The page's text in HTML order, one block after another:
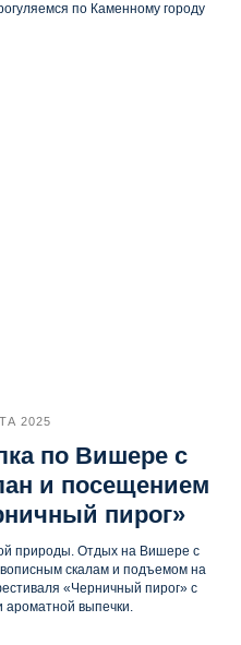
по Каменному городу
2025
по Вишере с
и посещением
пирог»
природы. Отдых на Вишере с
скалам и подъемом на
«Черничный пирог» с
ароматной выпечки.